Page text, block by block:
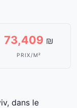
73,409 ₪
PRIX/M²
dans le